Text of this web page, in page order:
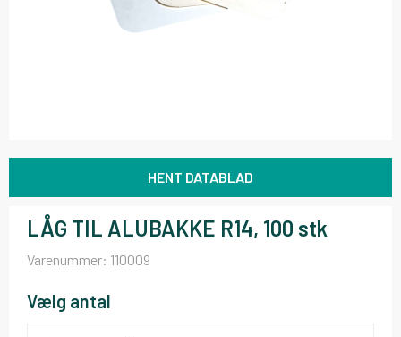
HENT DATABLAD
LÅG TIL ALUBAKKE R14, 100 stk
Varenummer: 110009
Vælg antal